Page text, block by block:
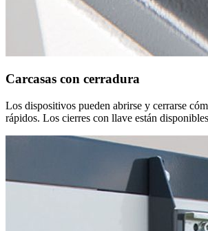
Carcasas con cerradura
Los dispositivos pueden abrirse y cerrarse
rápidos. Los cierres con llave están